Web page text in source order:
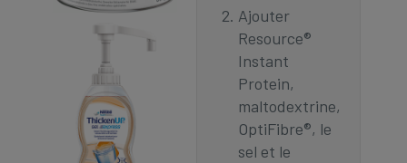
Ajouter
Resource®
Instant
Protein,
maltodextrine,
OptiFibre®, le
sel et le